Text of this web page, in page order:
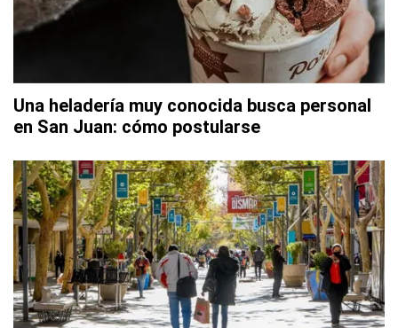
Una heladería muy conocida busca personal
en San Juan: cómo postularse